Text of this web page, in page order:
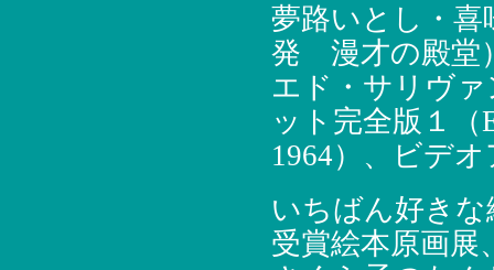
夢路いとし・
発 漫才の殿堂
エド・サリヴ
ット完全版１（
1964）、ビデ
いちばん好き
受賞絵本原画展